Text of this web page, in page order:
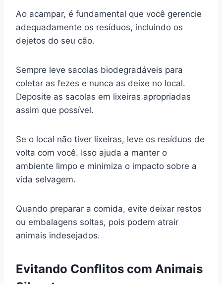
Ao acampar, é fundamental que você gerencie
adequadamente os resíduos, incluindo os
dejetos do seu cão.
Sempre leve sacolas biodegradáveis para
coletar as fezes e nunca as deixe no local.
Deposite as sacolas em lixeiras apropriadas
assim que possível.
Se o local não tiver lixeiras, leve os resíduos de
volta com você. Isso ajuda a manter o
ambiente limpo e minimiza o impacto sobre a
vida selvagem.
Quando preparar a comida, evite deixar restos
ou embalagens soltas, pois podem atrair
animais indesejados.
Evitando Conflitos com Animais